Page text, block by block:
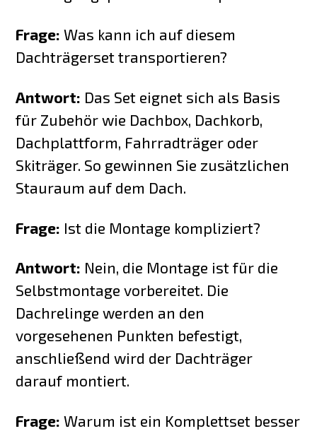
Frage: Was kann ich auf diesem
Dachträgerset transportieren?
Antwort: Das Set eignet sich als Basis
für Zubehör wie Dachbox, Dachkorb,
Dachplattform, Fahrradträger oder
Skiträger. So gewinnen Sie zusätzlichen
Stauraum auf dem Dach.
Frage: Ist die Montage kompliziert?
Antwort: Nein, die Montage ist für die
Selbstmontage vorbereitet. Die
Dachrelinge werden an den
vorgesehenen Punkten befestigt,
anschließend wird der Dachträger
darauf montiert.
Frage: Warum ist ein Komplettset besser